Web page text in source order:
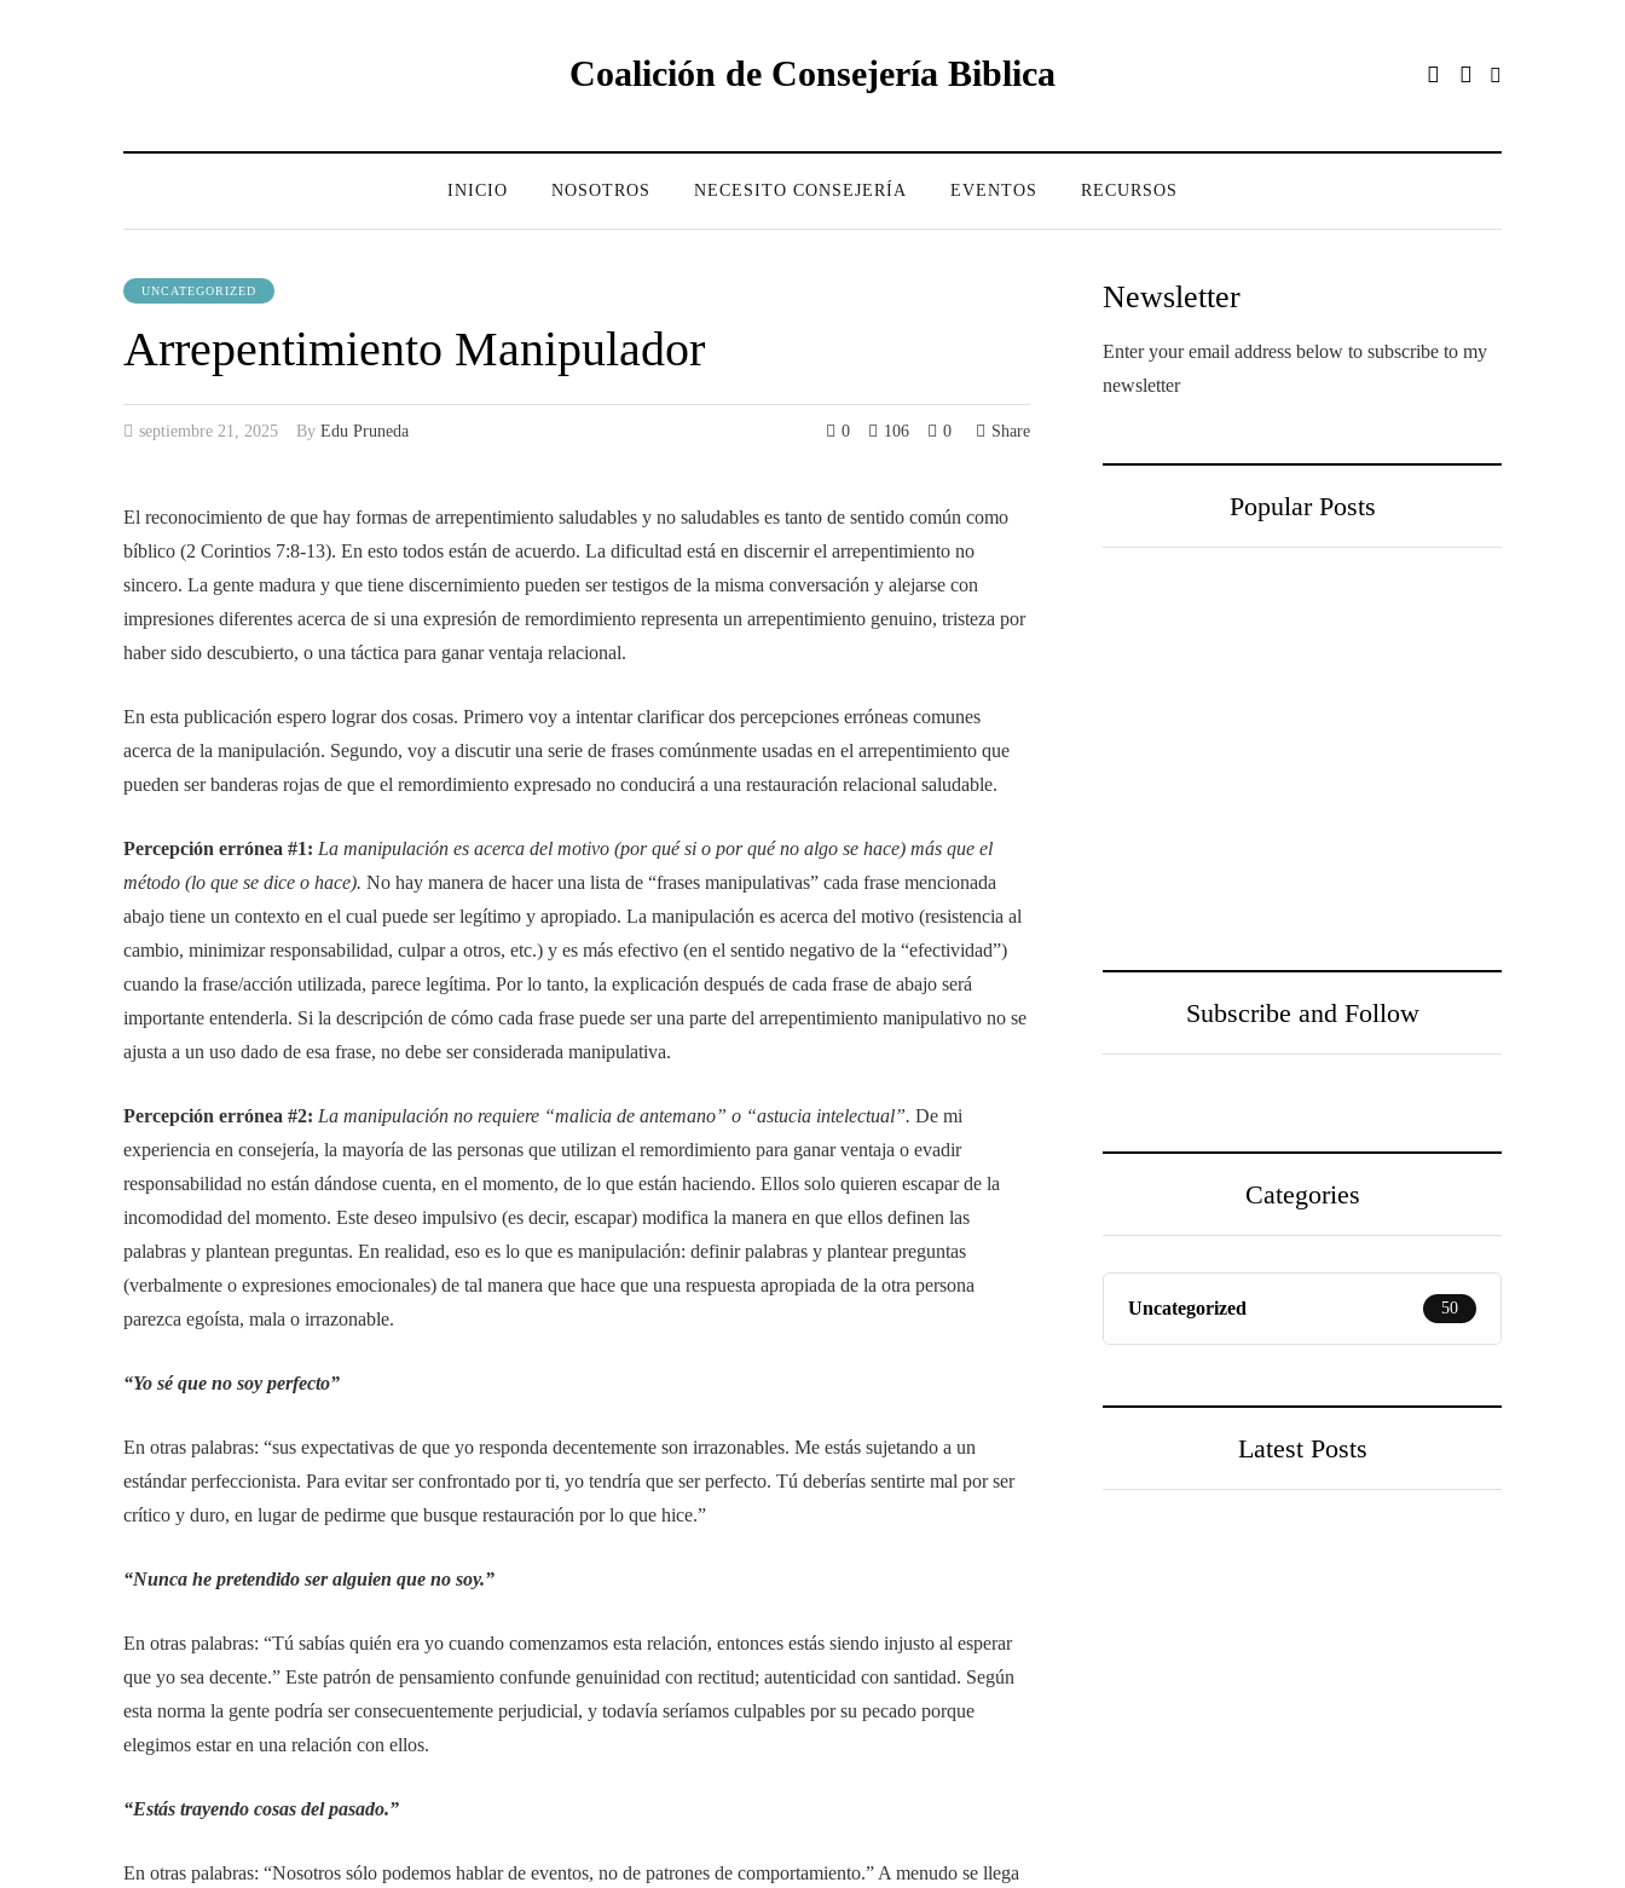
Coalición de Consejería Biblica
INICIO NOSOTROS NECESITO CONSEJERÍA EVENTOS RECURSOS
UNCATEGORIZED
Arrepentimiento Manipulador
septiembre 21, 2025 By Edu Pruneda 0 106 0 Share
El reconocimiento de que hay formas de arrepentimiento saludables y no saludables es tanto de sentido común como
bíblico (2 Corintios 7:8-13). En esto todos están de acuerdo. La dificultad está en discernir el arrepentimiento no
sincero. La gente madura y que tiene discernimiento pueden ser testigos de la misma conversación y alejarse con
impresiones diferentes acerca de si una expresión de remordimiento representa un arrepentimiento genuino, tristeza por
haber sido descubierto, o una táctica para ganar ventaja relacional.
En esta publicación espero lograr dos cosas. Primero voy a intentar clarificar dos percepciones erróneas comunes
acerca de la manipulación. Segundo, voy a discutir una serie de frases comúnmente usadas en el arrepentimiento que
pueden ser banderas rojas de que el remordimiento expresado no conducirá a una restauración relacional saludable.
Percepción errónea #1: La manipulación es acerca del motivo (por qué si o por qué no algo se hace) más que el
método (lo que se dice o hace). No hay manera de hacer una lista de “frases manipulativas” cada frase mencionada
abajo tiene un contexto en el cual puede ser legítimo y apropiado. La manipulación es acerca del motivo (resistencia al
cambio, minimizar responsabilidad, culpar a otros, etc.) y es más efectivo (en el sentido negativo de la “efectividad”)
cuando la frase/acción utilizada, parece legítima. Por lo tanto, la explicación después de cada frase de abajo será
importante entenderla. Si la descripción de cómo cada frase puede ser una parte del arrepentimiento manipulativo no se
ajusta a un uso dado de esa frase, no debe ser considerada manipulativa.
Percepción errónea #2: La manipulación no requiere “malicia de antemano” o “astucia intelectual”. De mi
experiencia en consejería, la mayoría de las personas que utilizan el remordimiento para ganar ventaja o evadir
responsabilidad no están dándose cuenta, en el momento, de lo que están haciendo. Ellos solo quieren escapar de la
incomodidad del momento. Este deseo impulsivo (es decir, escapar) modifica la manera en que ellos definen las
palabras y plantean preguntas. En realidad, eso es lo que es manipulación: definir palabras y plantear preguntas
(verbalmente o expresiones emocionales) de tal manera que hace que una respuesta apropiada de la otra persona
parezca egoísta, mala o irrazonable.
“Yo sé que no soy perfecto”
En otras palabras: “sus expectativas de que yo responda decentemente son irrazonables. Me estás sujetando a un
estándar perfeccionista. Para evitar ser confrontado por ti, yo tendría que ser perfecto. Tú deberías sentirte mal por ser
crítico y duro, en lugar de pedirme que busque restauración por lo que hice.”
“Nunca he pretendido ser alguien que no soy.”
En otras palabras: “Tú sabías quién era yo cuando comenzamos esta relación, entonces estás siendo injusto al esperar
que yo sea decente.” Este patrón de pensamiento confunde genuinidad con rectitud; autenticidad con santidad. Según
esta norma la gente podría ser consecuentemente perjudicial, y todavía seríamos culpables por su pecado porque
elegimos estar en una relación con ellos.
“Estás trayendo cosas del pasado.”
En otras palabras: “Nosotros sólo podemos hablar de eventos, no de patrones de comportamiento.” A menudo se llega
Newsletter
Enter your email address below to subscribe to my
newsletter
Popular Posts
Subscribe and Follow
Categories
Uncategorized 50
Latest Posts